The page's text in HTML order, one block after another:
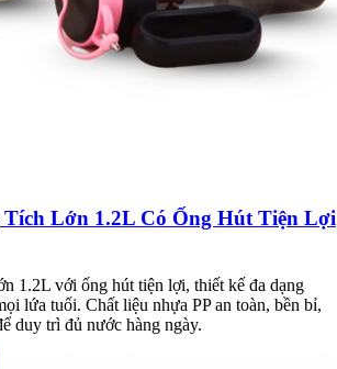
Lớn 1.2L Có Ống Hút Tiện Lợi
1.2L với ống hút tiện lợi, thiết kế đa dạng
lứa tuổi. Chất liệu nhựa PP an toàn, bền bỉ,
duy trì đủ nước hàng ngày.